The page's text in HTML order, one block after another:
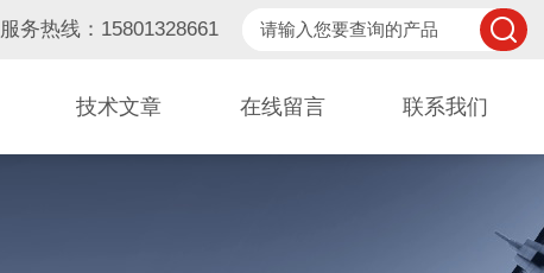
服务热线：15801328661
技术文章 在线留言 联系我们